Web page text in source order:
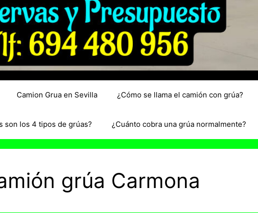
Camion Grua en Sevilla ¿Cómo se llama el camión con grúa?
son los 4 tipos de grúas? ¿Cuánto cobra una grúa normalmente?
grúa Carmona